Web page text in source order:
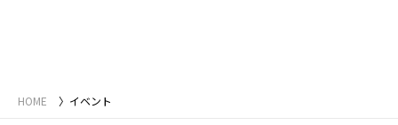
HOME イベント